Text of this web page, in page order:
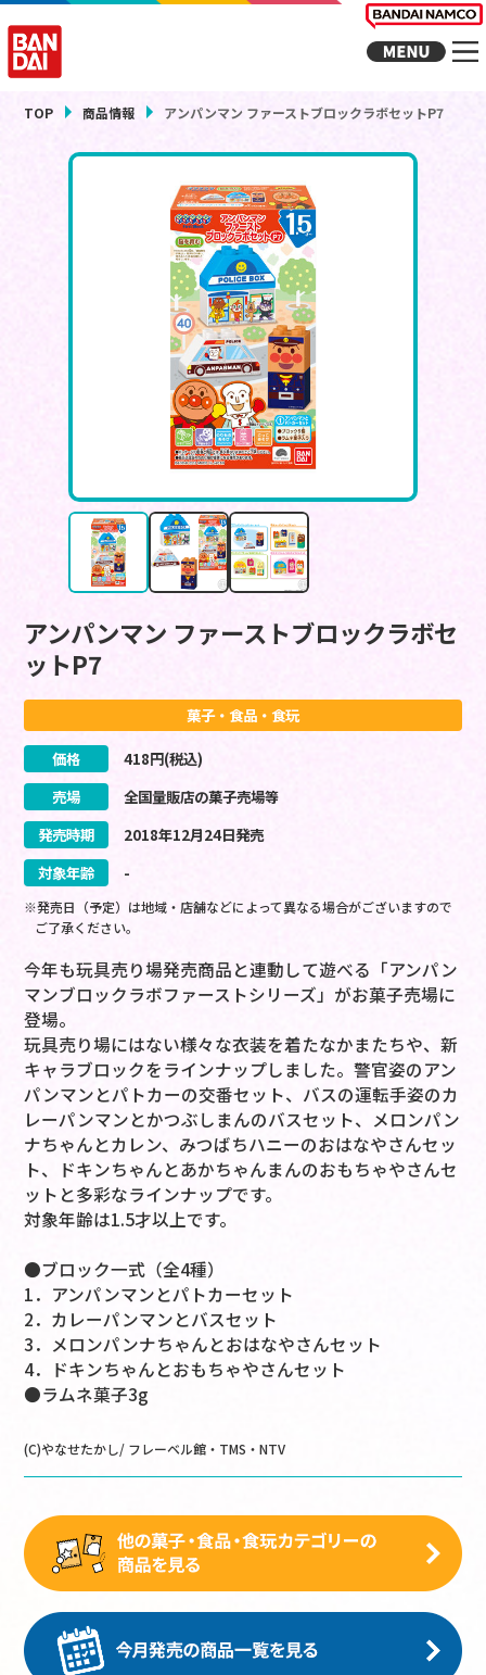
TOP 商品情報 アンパンマン ファーストブロックラボセットP7
アンパンマン ファーストブロックラボセ
ットP7
菓子・食品・食玩
価格 418円(税込)
売場
全国量販店の菓子売場等
発売時期
2018年12月24日発売
対象年齢
-
※発売日（予定）は地域・店舗などによって異なる場合がございますので
ご了承ください。
今年も玩具売り場発売商品と連動して遊べる「アンパン
マンブロックラボファーストシリーズ」がお菓子売場に
登場。
玩具売り場にはない様々な衣装を着たなかまたちや、新
キャラブロックをラインナップしました。警官姿のアン
パンマンとパトカーの交番セット、バスの運転手姿のカ
レーパンマンとかつぶしまんのバスセット、メロンパン
ナちゃんとカレン、みつばちハニーのおはなやさんセッ
ト、ドキンちゃんとあかちゃんまんのおもちゃやさんセ
ットと多彩なラインナップです。
対象年齢は1.5才以上です。
●ブロック一式（全4種）
1．アンパンマンとパトカーセット
2．カレーパンマンとバスセット
3．メロンパンナちゃんとおはなやさんセット
4．ドキンちゃんとおもちゃやさんセット
●ラムネ菓子3g
(C)やなせたかし/ フレーベル館・TMS・NTV